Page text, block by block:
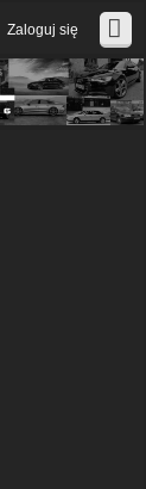
Zaloguj się